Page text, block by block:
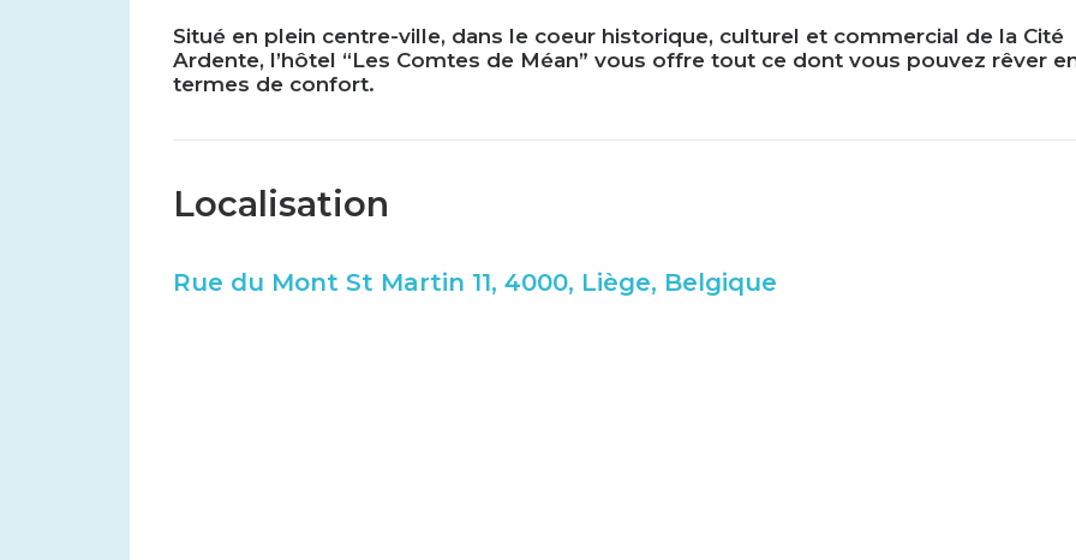
Situé en plein centre-ville, dans le coeur historique, culturel et commercial de la Cité
Ardente, l’hôtel “Les Comtes de Méan” vous offre tout ce dont vous pouvez rêver
termes de confort.
Localisation
Rue du Mont St Martin 11, 4000, Liège, Belgique